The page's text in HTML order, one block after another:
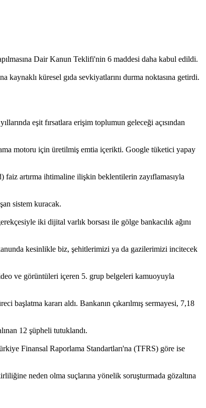
Dair Kanun Teklifi'nin 6 maddesi daha kabul edildi.
kaynaklı küresel gıda sevkiyatlarını durma noktasına getirdi.
eşit fırsatlara erişim toplumun geleceği açısından
motoru için üretilmiş emtia içerikti. Google tüketici yapay
artırma ihtimaline ilişkin beklentilerin zayıflamasıyla
sistem kuracak.
iki dijital varlık borsası ile gölge bankacılık ağını
kesinlikle biz, şehitlerimizi ya da gazilerimizi incitecek
ve görüntüleri içeren 5. grup belgeleri kamuoyuyla
kararı aldı. Bankanın çıkarılmış sermayesi, 7,18
12 şüpheli tutuklandı.
Finansal Raporlama Standartları'na (TFRS) göre ise
neden olma suçlarına yönelik soruşturmada gözaltına